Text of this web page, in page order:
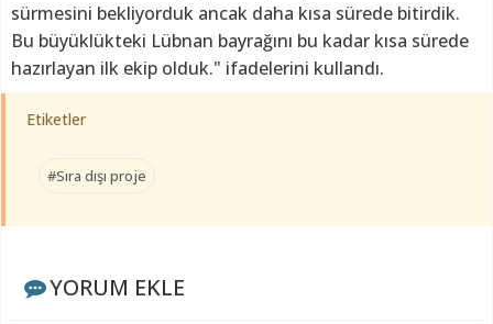
sürmesini bekliyorduk ancak daha kısa sürede bitirdik.
Bu büyüklükteki Lübnan bayrağını bu kadar kısa sürede
hazırlayan ilk ekip olduk." ifadelerini kullandı.
Etiketler
#Sıra dışı proje
YORUM EKLE